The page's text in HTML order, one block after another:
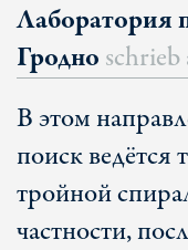
Лаборатория
Гродно schrieb
В этом
поиск ведётся
тройной
частности,